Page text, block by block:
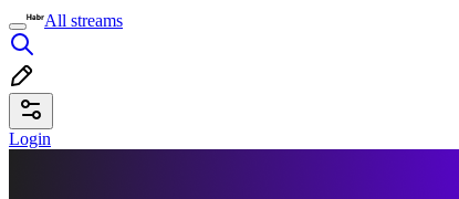
All streams
Login